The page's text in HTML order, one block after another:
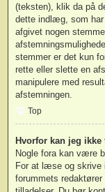
(teksten), klik da på
dette indlæg, som
afgivet nogen
stemmer er det kun
rette eller slette en
manipulere med
afstemningen.
Top
Hvorfor kan jeg
Nogle fora kan være
For at læse og skrive
forummets